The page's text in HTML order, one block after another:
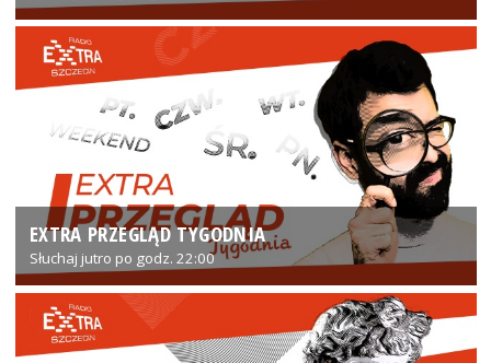
EXTRA PRZEGLĄD TYGODNIA
Słuchaj jutro po godz. 22:00